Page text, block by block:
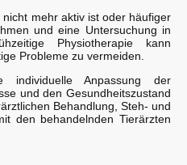
mehr aktiv ist oder häufiger
und eine Untersuchung in
Physiotherapie kann
Probleme zu vermeiden.
Anpassung der
und den Gesundheitszustand
Behandlung, Steh- und
den behandelnden Tierärzten